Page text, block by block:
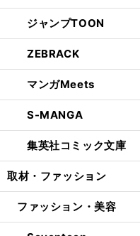
ジャンプTOON
ZEBRACK
マンガMeets
S-MANGA
集英社コミック文庫
取材・ファッション
ファッション・美容